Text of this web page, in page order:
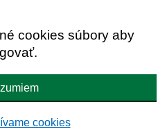
cookies súbory aby
cookies